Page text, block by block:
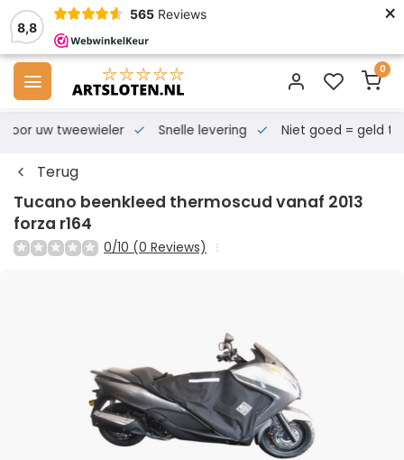
8,8
565 Reviews ×
0
voor uw tweewieler Snelle levering Niet goed = geld
Terug
Tucano beenkleed thermoscud vanaf 2013
forza r164
0/10 (0 Reviews)